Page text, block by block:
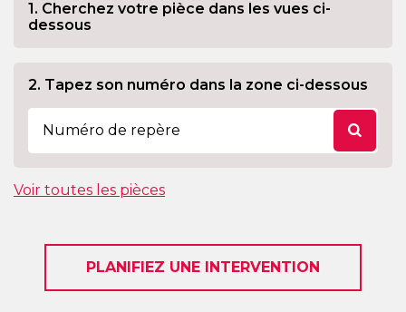
1. Cherchez votre pièce dans les vues ci-
dessous
2. Tapez son numéro dans la zone ci-dessous
Voir toutes les pièces
PLANIFIEZ UNE INTERVENTION